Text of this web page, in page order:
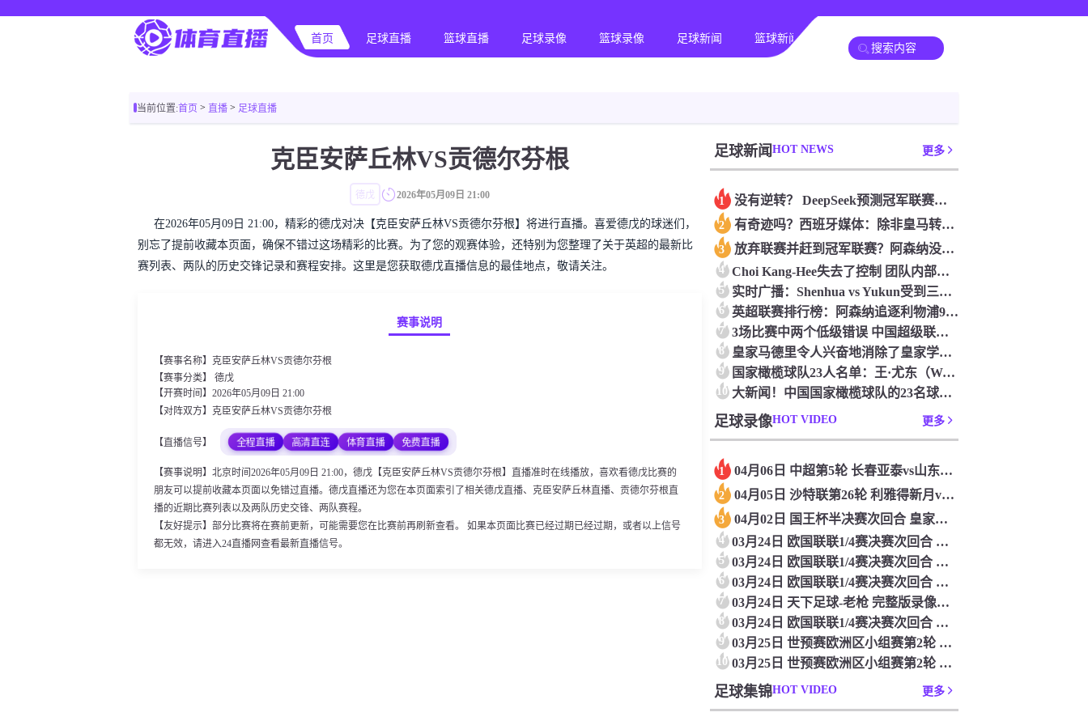
首页 足球直播 篮球直播 足球录像 篮球录像 足球新闻 篮球新闻
当前位置:首页 > 直播 > 足球直播
克臣安萨丘林VS贡德尔芬根
德戊 2026年05月09日 21:00
在2026年05月09日 21:00，精彩的德戊对决【克臣安萨丘林VS贡德尔芬根】将进行直播。喜爱德戊的球迷们，
别忘了提前收藏本页面，确保不错过这场精彩的比赛。为了您的观赛体验，还特别为您整理了关于英超的最新比
赛列表、两队的历史交锋记录和赛程安排。这里是您获取德戊直播信息的最佳地点，敬请关注。
赛事说明
【赛事名称】克臣安萨丘林VS贡德尔芬根
【赛事分类】 德戊
【开赛时间】2026年05月09日 21:00
【对阵双方】克臣安萨丘林VS贡德尔芬根
【直播信号】 全程直播 高清直连 体育直播 免费直播
【赛事说明】北京时间2026年05月09日 21:00，德戊【克臣安萨丘林VS贡德尔芬根】直播准时在线播放，喜欢看德戊比赛的
朋友可以提前收藏本页面以免错过直播。德戊直播还为您在本页面索引了相关德戊直播、克臣安萨丘林直播、贡德尔芬根直
播的近期比赛列表以及两队历史交锋、两队赛程。
【友好提示】部分比赛将在赛前更新，可能需要您在比赛前再刷新查看。 如果本页面比赛已经过期已经过期，或者以上信号
都无效，请进入24直播网查看最新直播信号。
足球新闻 HOT NEWS 更多
1 没有逆转？ DeepSeek预测冠军联赛的第二回合：4支球队在第一回合中获胜 枪手输了
2 有奇迹吗？西班牙媒体：除非皇马转过身赢得西甲或欧洲冠军
3 放弃联赛并赶到冠军联赛？阿森纳没有希望赢得英超杯 赢得欧洲冠军的可能性
4 Choi Kang-Hee失去了控制 团队内部的冲突很突出 只有一个人可以从水火中拯救崔孔
5 实时广播：Shenhua vs Yukun受到三项有争议的惩罚 Yukun将向中国足球联合会提出投诉
6 英超联赛排行榜：阿森纳追逐利物浦9分 曼联连续三件坏事
7 3场比赛中两个低级错误 中国超级联赛的前守门员很老 是时候让位了 最好的继任者出现
8 皇家马德里令人兴奋地消除了皇家学会 安彭负责造成巨大的灾难！
9 国家橄榄球队23人名单：王·尤东（Wang Yudong）首次被选为第11名 塞吉尼奥（Serginho）在名单上
10 大新闻！中国国家橄榄球队的23名球员被确认是第一次进入阵容
足球录像HOT VIDEO 更多
1 04月06日 中超第5轮 长春亚泰vs山东泰山 全场录像
2 04月05日 沙特联第26轮 利雅得新月vs利雅得胜利 全场录像
3 04月02日 国王杯半决赛次回合 皇家马德里vs皇家社会 全场录像
4 03月24日 欧国联联1/4赛决赛次回合 德国vs意大利 全场录像回放
5 03月24日 欧国联联1/4赛决赛次回合 法国vs克罗地亚 全场录像回放
6 03月24日 欧国联联1/4赛决赛次回合 葡萄牙vs丹麦 全场录像回放
7 03月24日 天下足球-老枪 完整版录像回放
8 03月24日 欧国联联1/4赛决赛次回合 西班牙vs荷兰 全场录像回放
9 03月25日 世预赛欧洲区小组赛第2轮 立陶宛vs芬兰 全场录像回放
10 03月25日 世预赛欧洲区小组赛第2轮 波兰vs马耳他 全场录像回放
足球集锦HOT VIDEO 更多